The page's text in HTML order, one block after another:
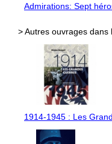
Admirations: Sept
> Autres ouvrages dans
1914-1945 : Les